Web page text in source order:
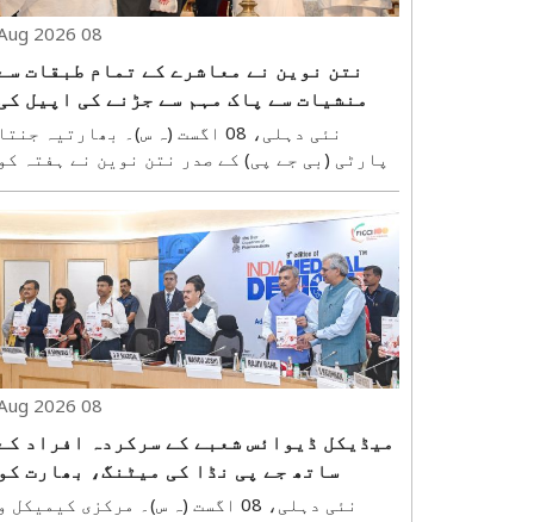
08 Aug 2026
نتن نوین نے معاشرے کے تمام طبقات
منشیات سے پاک مہم سے جڑنے کی اپیل
نئی دہلی، 08 اگست (ہ س)۔ بھارتیہ جنتا
پارٹی (بی جے پی) کے صدر نتن نوین نے ہفتہ کو
اپیل کی۔ ہفتہ کو اوم شانتی ریٹریٹ
میں شرکت کرتے ہوئے انہوں نے ملک کے
نوجوانو..
08 Aug 2026
میڈیکل ڈیوائس شعبے کے سرکردہ افراد
ساتھ جے پی نڈا کی میٹنگ، بھارت کو
میڈٹیک ہب بنانے پر زور
نئی دہلی، 08 اگست (ہ س)۔ مرکزی کیمیکل و